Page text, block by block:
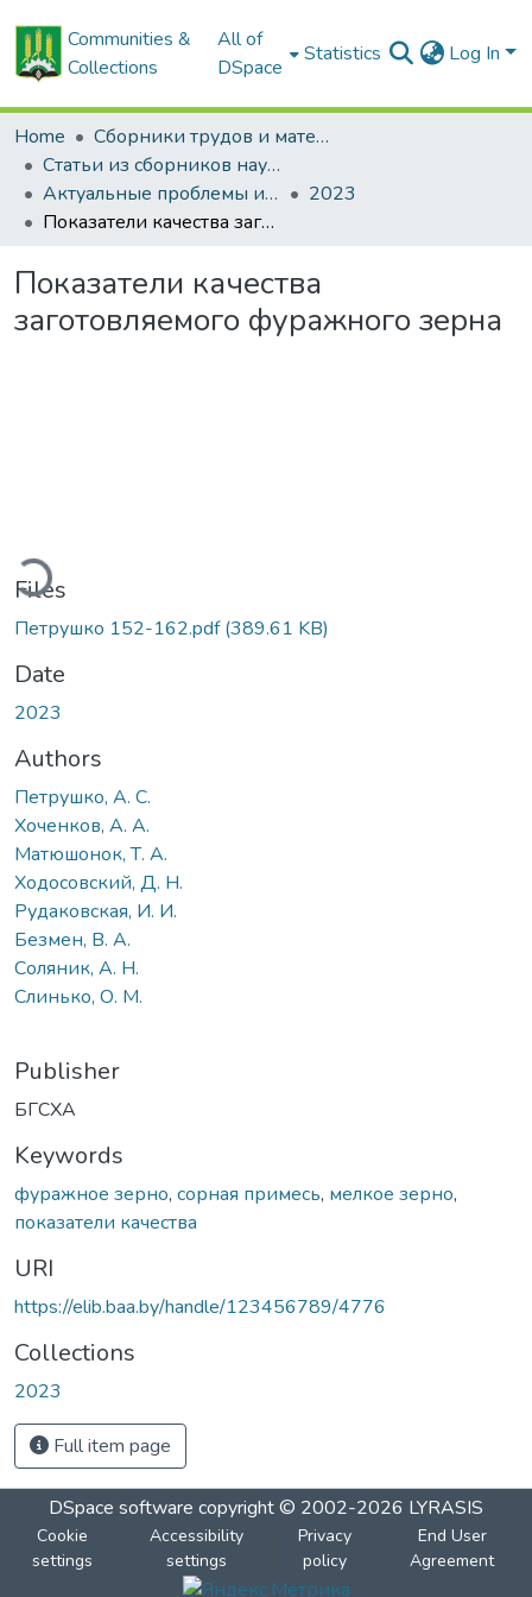
Communities &
Collections
All of
DSpace
Statistics Log In
Home
Сборники трудов и материалов конференций
Статьи из сборников научных трудов
Актуальные проблемы интенсивного развития животноводства: сб. науч. тр.
2023
Показатели качества заготовляемого фуражного зерна
Показатели качества
заготовляемого фуражного зерна
Files
Петрушко 152-162.pdf(389.61 KB)
Date
2023
Authors
Петрушко, А. С.
Хоченков, А. А.
Матюшонок, Т. А.
Ходосовский, Д. Н.
Рудаковская, И. И.
Безмен, В. А.
Соляник, А. Н.
Слинько, О. М.
Publisher
БГСХА
Keywords
фуражное зерно, сорная примесь, мелкое зерно,
показатели качества
URI
https://elib.baa.by/handle/123456789/4776
Collections
2023
Full item page
DSpace software copyright © 2002-2026 LYRASIS
Cookie
settings
Accessibility
settings
Privacy
policy
End User
Agreement